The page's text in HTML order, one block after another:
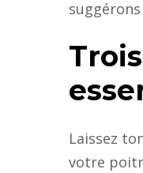
Laissez
votre